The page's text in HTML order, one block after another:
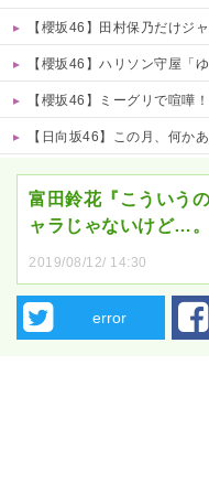
【櫻坂46】田村保乃だけジ
【櫻坂46】ハリソン守屋「
【櫻坂46】ミーグリで喧嘩
【日向坂46】この月、何かある
富田鈴花『こういう
ャラじゃないけど…。
2019/08/12/ 14:30
error